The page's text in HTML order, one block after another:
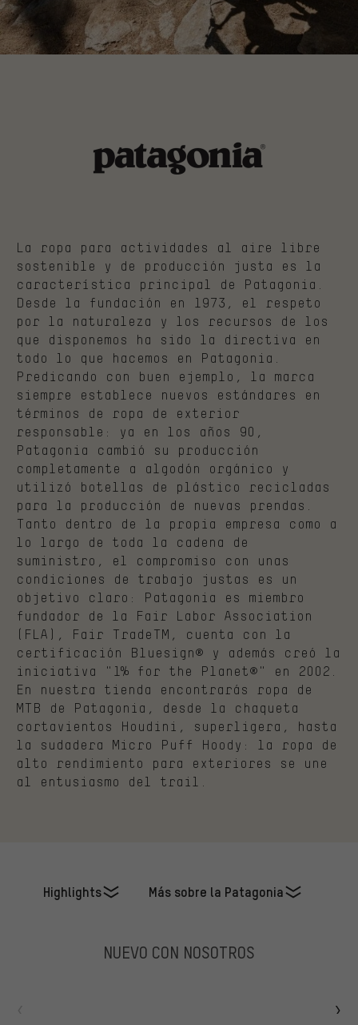
La ropa para actividades al aire libre
sostenible y de producción justa es la
característica principal de Patagonia.
Desde la fundación en 1973, el respeto
por la naturaleza y los recursos de los
que disponemos ha sido la directiva en
todo lo que hacemos en Patagonia.
Predicando con buen ejemplo, la marca
siempre establece nuevos estándares en
términos de ropa de exterior
responsable: ya en los años 90,
Patagonia cambió su producción
completamente a algodón orgánico y
utilizó botellas de plástico recicladas
para la producción de nuevas prendas.
Tanto dentro de la propia empresa como a
lo largo de toda la cadena de
suministro, el compromiso con unas
condiciones de trabajo justas es un
objetivo claro: Patagonia es miembro
fundador de la Fair Labor Association
(FLA), Fair TradeTM, cuenta con la
certificación Bluesign® y además creó la
iniciativa "1% for the Planet®" en 2002.
En nuestra tienda encontrarás ropa de
MTB de Patagonia, desde la chaqueta
cortavientos Houdini, superligera, hasta
la sudadera Micro Puff Hoody: la ropa de
alto rendimiento para exteriores se une
al entusiasmo del trail.
Highlights Más sobre la Patagonia
NUEVO CON NOSOTROS